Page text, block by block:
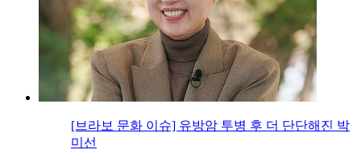
[브라보 문화 이슈] 유방암 투병 후 더 단단해진 박
미선